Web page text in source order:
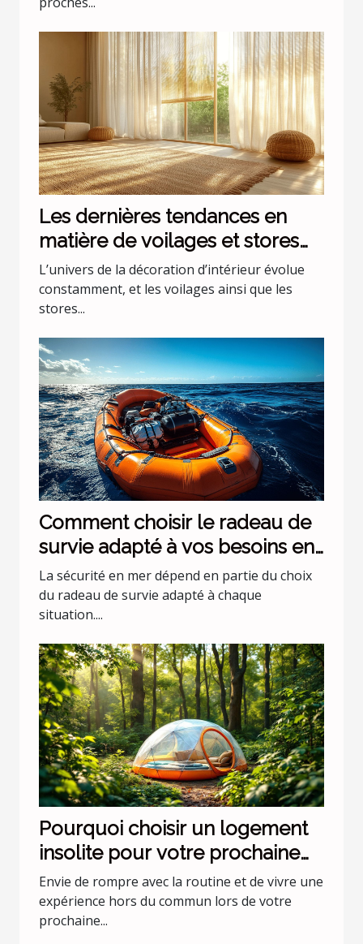
Les dernières tendances en
matière de voilages et stores
pour intérieurs
L’univers de la décoration d’intérieur évolue
constamment, et les voilages ainsi que les
stores...
Comment choisir le radeau de
survie adapté à vos besoins en
mer ?
La sécurité en mer dépend en partie du choix
du radeau de survie adapté à chaque
situation....
Pourquoi choisir un logement
insolite pour votre prochaine
escapade ?
Envie de rompre avec la routine et de vivre une
expérience hors du commun lors de votre
prochaine...